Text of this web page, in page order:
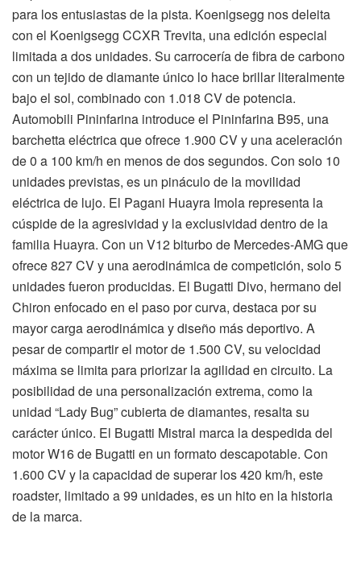
para los entusiastas de la pista. Koenigsegg nos deleita
con el Koenigsegg CCXR Trevita, una edición especial
limitada a dos unidades. Su carrocería de fibra de carbono
con un tejido de diamante único lo hace brillar literalmente
bajo el sol, combinado con 1.018 CV de potencia.
Automobili Pininfarina introduce el Pininfarina B95, una
barchetta eléctrica que ofrece 1.900 CV y una aceleración
de 0 a 100 km/h en menos de dos segundos. Con solo 10
unidades previstas, es un pináculo de la movilidad
eléctrica de lujo. El Pagani Huayra Imola representa la
cúspide de la agresividad y la exclusividad dentro de la
familia Huayra. Con un V12 biturbo de Mercedes-AMG que
ofrece 827 CV y una aerodinámica de competición, solo 5
unidades fueron producidas. El Bugatti Divo, hermano del
Chiron enfocado en el paso por curva, destaca por su
mayor carga aerodinámica y diseño más deportivo. A
pesar de compartir el motor de 1.500 CV, su velocidad
máxima se limita para priorizar la agilidad en circuito. La
posibilidad de una personalización extrema, como la
unidad “Lady Bug” cubierta de diamantes, resalta su
carácter único. El Bugatti Mistral marca la despedida del
motor W16 de Bugatti en un formato descapotable. Con
1.600 CV y la capacidad de superar los 420 km/h, este
roadster, limitado a 99 unidades, es un hito en la historia
de la marca.